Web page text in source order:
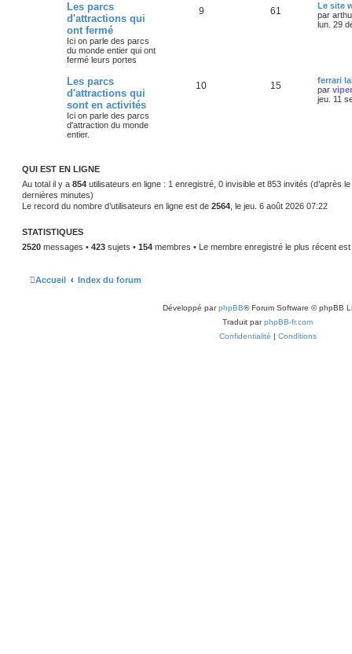
Les parcs
d'attractions qui
ont fermé
Ici on parle des parcs
du monde entier qui ont
fermé leurs portes
9 61
Le site
par
lun. 29
Les parcs
d'attractions qui
sont en activités
Ici on parle des parcs
d'attraction du monde
entier.
10 15
ferrari
par
jeu. 11
QUI EST EN LIGNE
Au total il y a 854 utilisateurs en ligne : 1 enregistré, 0 invisible et 853 invités (d’après
dernières minutes)
Le record du nombre d’utilisateurs en ligne est de 2564 , le jeu. 6 août 2026 07:22
STATISTIQUES
2520 messages • 423 sujets • 154 membres • Le membre enregistré le plus récent est
Accueil Index du forum
Développé parphpBB® Forum Software © phpBB
Traduit parphpBB-fr.com
Confidentialité | Conditions